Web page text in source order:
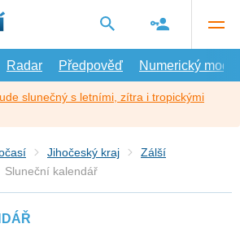
Radar Předpověď Numerický model
slunečný s letními, zítra i tropickými
Jihočeský kraj
Zálší
Sluneční kalendář